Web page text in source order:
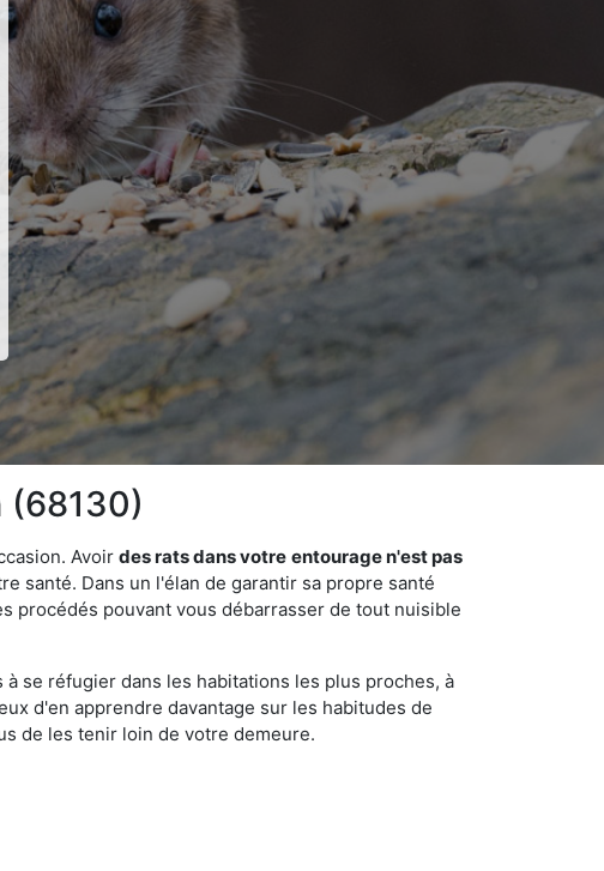
(68130)
Avoir des rats dans votre entourage n'est pas
santé. Dans un l'élan de garantir sa propre santé
procédés pouvant vous débarrasser de tout nuisible
se réfugier dans les habitations les plus proches, à
d'en apprendre davantage sur les habitudes de
de les tenir loin de votre demeure.